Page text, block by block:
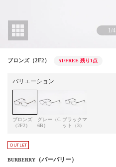
1/4
ブロンズ（2F2） 51/FREE 残り1点
バリエーション
ブロンズ
（2F2）
グレー（C
6B）
ブラックマ
ット（3）
BURBERRY （バーバリー）